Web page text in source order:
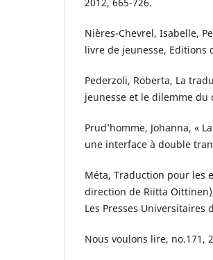
Nières-Chevrel, Isabelle,
livre de jeunesse, Editions
Pederzoli, Roberta, La
jeunesse et le dilemme du
Prud’homme, Johanna, «
une interface à double
Méta, Traduction pour les
direction de Riitta
Les Presses Universitaires
Nous voulons lire, no.171,